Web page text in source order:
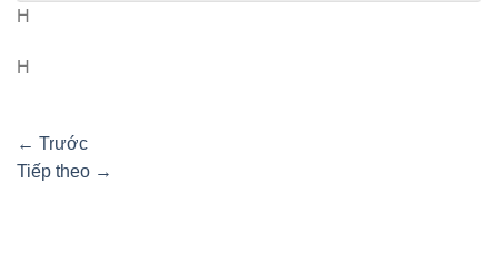
H
H
← Trước
Tiếp theo →